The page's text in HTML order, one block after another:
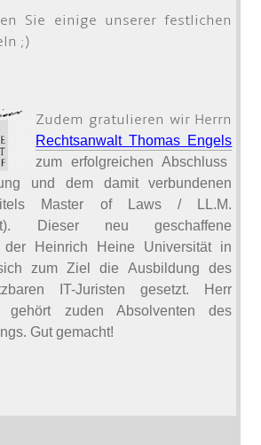
Sie einige unserer festlichen
;)
Zudem gratulieren wir Herrn
Rechtsanwalt Thomas Engels
zum erfolgreichen Abschluss
und dem damit verbundenen
Master of Laws / LL.M.
Dieser neugeschaffene
der Heinrich Heine Universität in
zum Ziel dieAusbildungdes
IT-Juristen gesetzt. Herr
gehört zuden Absolventen des
Gut gemacht!